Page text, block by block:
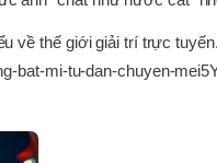
về thế giới giải trí trực
bat-mi-tu-dan-chuyen-